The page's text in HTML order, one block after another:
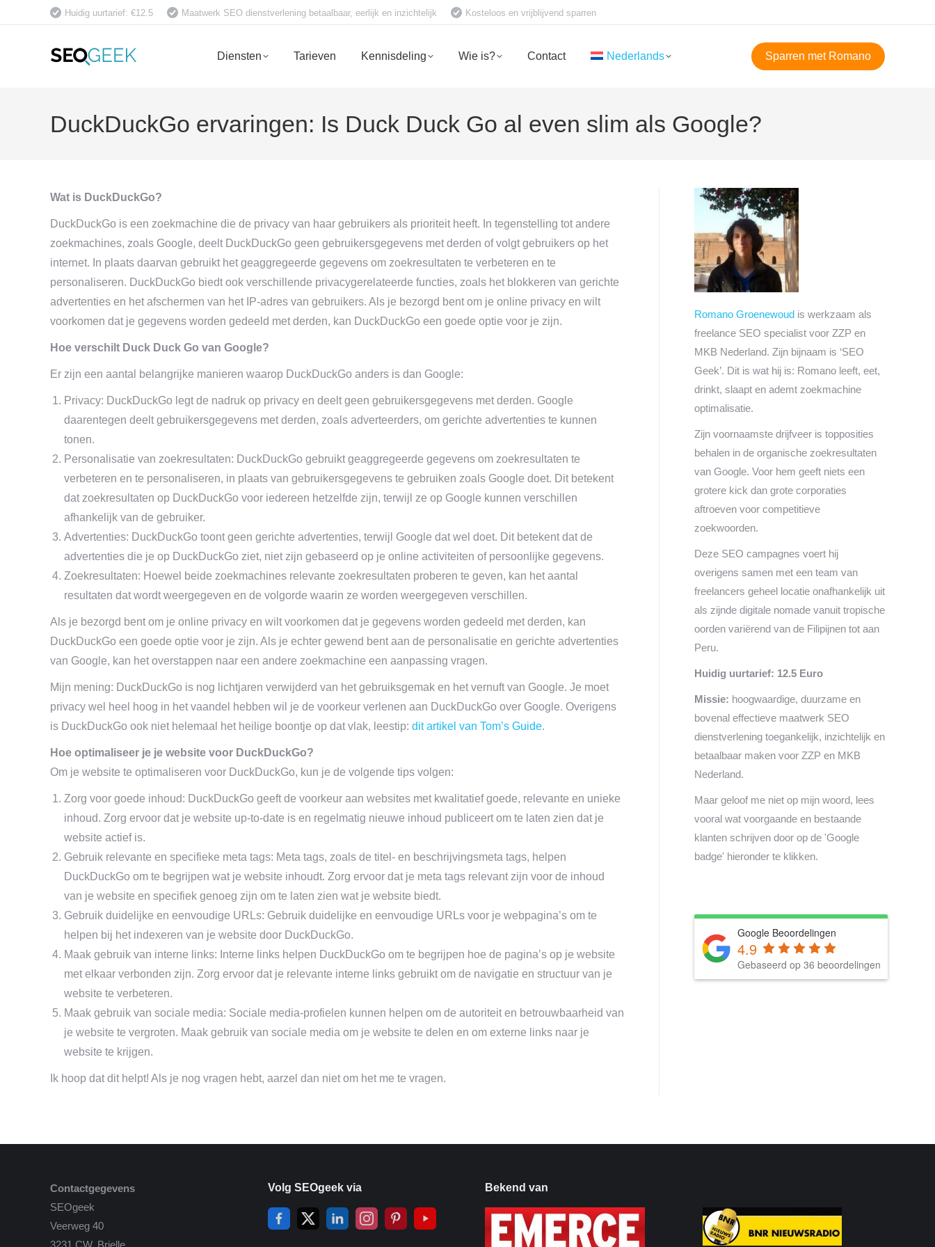
Huidig uurtarief: €12.5 Maatwerk SEO dienstverlening betaalbaar, eerlijk en inzichtelijk Kosteloos en vrijblijvend sparren
Diensten Tarieven Kennisdeling Wie is? Contact Nederlands Sparren met Romano
DuckDuckGo ervaringen: Is Duck Duck Go al even slim als Google?
Wat is DuckDuckGo?
DuckDuckGo is een zoekmachine die de privacy van haar gebruikers als prioriteit heeft. In tegenstelling tot andere
zoekmachines, zoals Google, deelt DuckDuckGo geen gebruikersgegevens met derden of volgt gebruikers op het
internet. In plaats daarvan gebruikt het geaggregeerde gegevens om zoekresultaten te verbeteren en te
personaliseren. DuckDuckGo biedt ook verschillende privacygerelateerde functies, zoals het blokkeren van gerichte
advertenties en het afschermen van het IP-adres van gebruikers. Als je bezorgd bent om je online privacy en wilt
voorkomen dat je gegevens worden gedeeld met derden, kan DuckDuckGo een goede optie voor je zijn.
Hoe verschilt Duck Duck Go van Google?
Er zijn een aantal belangrijke manieren waarop DuckDuckGo anders is dan Google:
Privacy: DuckDuckGo legt de nadruk op privacy en deelt geen gebruikersgegevens met derden. Google
daarentegen deelt gebruikersgegevens met derden, zoals adverteerders, om gerichte advertenties te kunnen
tonen.
Personalisatie van zoekresultaten: DuckDuckGo gebruikt geaggregeerde gegevens om zoekresultaten te
verbeteren en te personaliseren, in plaats van gebruikersgegevens te gebruiken zoals Google doet. Dit betekent
dat zoekresultaten op DuckDuckGo voor iedereen hetzelfde zijn, terwijl ze op Google kunnen verschillen
afhankelijk van de gebruiker.
Advertenties: DuckDuckGo toont geen gerichte advertenties, terwijl Google dat wel doet. Dit betekent dat de
advertenties die je op DuckDuckGo ziet, niet zijn gebaseerd op je online activiteiten of persoonlijke gegevens.
Zoekresultaten: Hoewel beide zoekmachines relevante zoekresultaten proberen te geven, kan het aantal
resultaten dat wordt weergegeven en de volgorde waarin ze worden weergegeven verschillen.
Als je bezorgd bent om je online privacy en wilt voorkomen dat je gegevens worden gedeeld met derden, kan
DuckDuckGo een goede optie voor je zijn. Als je echter gewend bent aan de personalisatie en gerichte advertenties
van Google, kan het overstappen naar een andere zoekmachine een aanpassing vragen.
Mijn mening: DuckDuckGo is nog lichtjaren verwijderd van het gebruiksgemak en het vernuft van Google. Je moet
privacy wel heel hoog in het vaandel hebben wil je de voorkeur verlenen aan DuckDuckGo over Google. Overigens
is DuckDuckGo ook niet helemaal het heilige boontje op dat vlak, leestip: dit artikel van Tom’s Guide.
Hoe optimaliseer je je website voor DuckDuckGo?
Om je website te optimaliseren voor DuckDuckGo, kun je de volgende tips volgen:
Zorg voor goede inhoud: DuckDuckGo geeft de voorkeur aan websites met kwalitatief goede, relevante en unieke
inhoud. Zorg ervoor dat je website up-to-date is en regelmatig nieuwe inhoud publiceert om te laten zien dat je
website actief is.
Gebruik relevante en specifieke meta tags: Meta tags, zoals de titel- en beschrijvingsmeta tags, helpen
DuckDuckGo om te begrijpen wat je website inhoudt. Zorg ervoor dat je meta tags relevant zijn voor de inhoud
van je website en specifiek genoeg zijn om te laten zien wat je website biedt.
Gebruik duidelijke en eenvoudige URLs: Gebruik duidelijke en eenvoudige URLs voor je webpagina’s om te
helpen bij het indexeren van je website door DuckDuckGo.
Maak gebruik van interne links: Interne links helpen DuckDuckGo om te begrijpen hoe de pagina’s op je website
met elkaar verbonden zijn. Zorg ervoor dat je relevante interne links gebruikt om de navigatie en structuur van je
website te verbeteren.
Maak gebruik van sociale media: Sociale media-profielen kunnen helpen om de autoriteit en betrouwbaarheid van
je website te vergroten. Maak gebruik van sociale media om je website te delen en om externe links naar je
website te krijgen.
Ik hoop dat dit helpt! Als je nog vragen hebt, aarzel dan niet om het me te vragen.
Romano Groenewoud is werkzaam als
freelance SEO specialist voor ZZP en
MKB Nederland. Zijn bijnaam is ‘SEO
Geek’. Dit is wat hij is: Romano leeft, eet,
drinkt, slaapt en ademt zoekmachine
optimalisatie.
Zijn voornaamste drijfveer is topposities
behalen in de organische zoekresultaten
van Google. Voor hem geeft niets een
grotere kick dan grote corporaties
aftroeven voor competitieve
zoekwoorden.
Deze SEO campagnes voert hij
overigens samen met een team van
freelancers geheel locatie onafhankelijk uit
als zijnde digitale nomade vanuit tropische
oorden variërend van de Filipijnen tot aan
Peru.
Huidig uurtarief: 12.5 Euro
Missie: hoogwaardige, duurzame en
bovenal effectieve maatwerk SEO
dienstverlening toegankelijk, inzichtelijk en
betaalbaar maken voor ZZP en MKB
Nederland.
Maar geloof me niet op mijn woord, lees
vooral wat voorgaande en bestaande
klanten schrijven door op de 'Google
badge' hieronder te klikken.
Google Beoordelingen
4.9
Gebaseerd op 36 beoordelingen
Contactgegevens
SEOgeek
Veerweg 40
3231 CW, Brielle
Volg SEOgeek via Bekend van